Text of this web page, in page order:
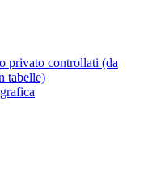
privato controllati (da
tabelle)